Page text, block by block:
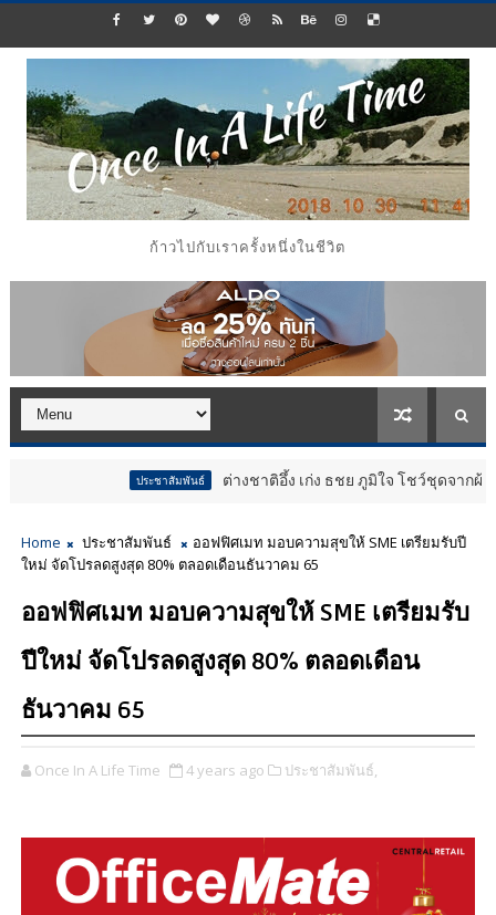
ก้าวไปกับเราครั้งหนึ่งในชีวิต
ประชาสัมพันธ์ ต่างชาติอึ้ง เก่ง ธชย ภูมิใจ โชว์ชุดจากผ้าขาวม้า ปิ
Home ประชาสัมพันธ์
ออฟฟิศเมท มอบความสุขให้ SME เตรียมรับปี
ใหม่ จัดโปรลดสูงสุด 80% ตลอดเดือนธันวาคม 65
ออฟฟิศเมท มอบความสุขให้ SME เตรียมรับ
ปีใหม่ จัดโปรลดสูงสุด 80% ตลอดเดือน
ธันวาคม 65
Once In A Life Time 4 years ago ประชาสัมพันธ์,